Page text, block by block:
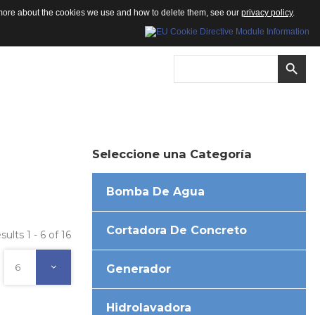
1 - 6 of 16
6
Seleccione una Categoría
Bomba De Agua
Cortadora De Concreto
Generador
Hidrolavadora
about the cookies we use and how to delete them, see our privacy policy.